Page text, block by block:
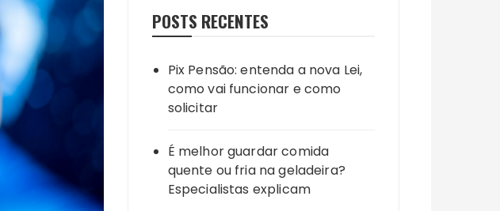
POSTS RECENTES
Pix Pensão: entenda a nova Lei,
como vai funcionar e como
solicitar
É melhor guardar comida
quente ou fria na geladeira?
Especialistas explicam